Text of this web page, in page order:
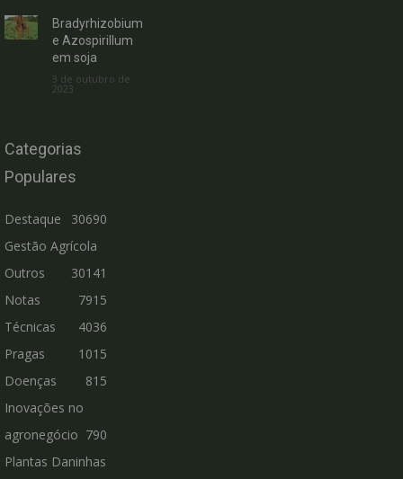
Bradyrhizobium
e Azospirillum
em soja
3 de outubro de
2023
Categorias
Populares
Destaque
30690
Gestão Agrícola
30141
Outros
7915
Notas
Técnicas
4036
Pragas
1015
Doenças
815
Inovações no
agronegócio 790
Plantas Daninhas